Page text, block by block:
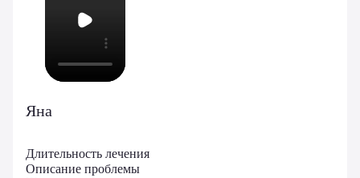
Яна
Длительность лечения
Описание проблемы